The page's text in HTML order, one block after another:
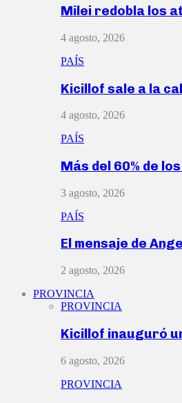
Milei redobla los
4 agosto, 2026
PAÍS
Kicillof sale a la
4 agosto, 2026
PAÍS
Más del 60% de
3 agosto, 2026
PAÍS
El mensaje de
2 agosto, 2026
PROVINCIA
PROVINCIA
Kicillof inauguró
6 agosto, 2026
PROVINCIA